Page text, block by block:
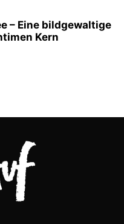
– Eine bildgewaltige
Kern